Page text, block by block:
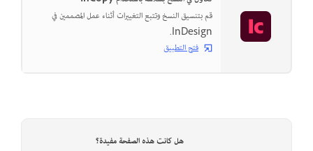
قم بتنسيق النسخ وتتبع التغييرات أثناء عمل المصممين في
InDesign.
فتح التطبيق
هل كانت هذه الصفحة مفيدة؟